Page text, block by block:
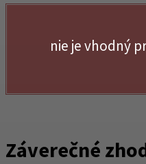
nie je vhodný
Záverečné